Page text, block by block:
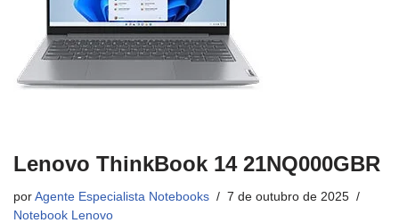
Lenovo ThinkBook 14 21NQ000GBR
por Agente Especialista Notebooks
7 de outubro de 2025
Notebook Lenovo